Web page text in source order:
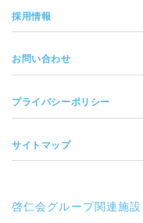
採用情報
お問い合わせ
プライバシーポリシー
サイトマップ
啓仁会グループ関連施設